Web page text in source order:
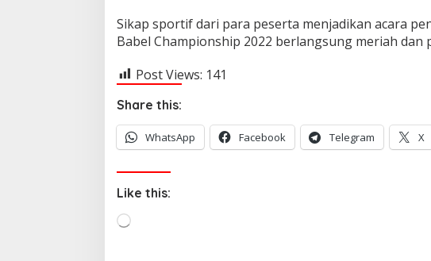
Sikap sportif dari para peserta menjadikan acara
Babel Championship 2022 berlangsung meriah dan
Post Views: 141
Share this:
WhatsApp Facebook Telegram X
Like this: